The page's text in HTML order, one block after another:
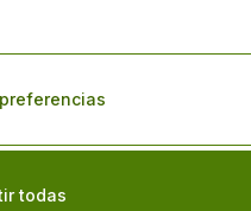
todas